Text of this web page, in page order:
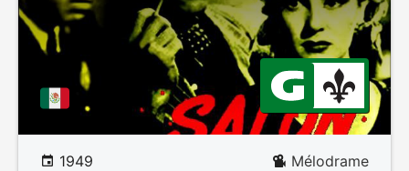
1949 Mélodrame